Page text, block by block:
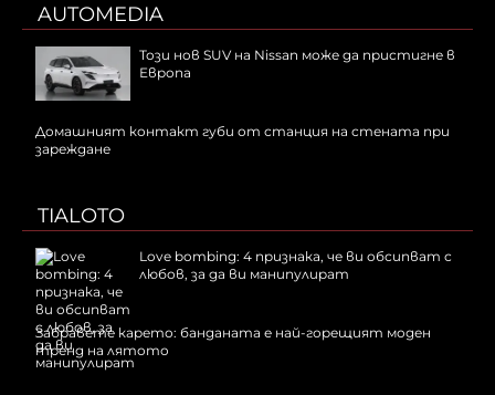
AUTOMEDIA
Този нов SUV на Nissan може да пристигне в
Европа
Домашният контакт губи от станция на стената при
зареждане
TIALOTO
Love bombing: 4 признака, че ви обсипват с
любов, за да ви манипулират
Забравете карето: банданата е най-горещият моден
тренд на лятото